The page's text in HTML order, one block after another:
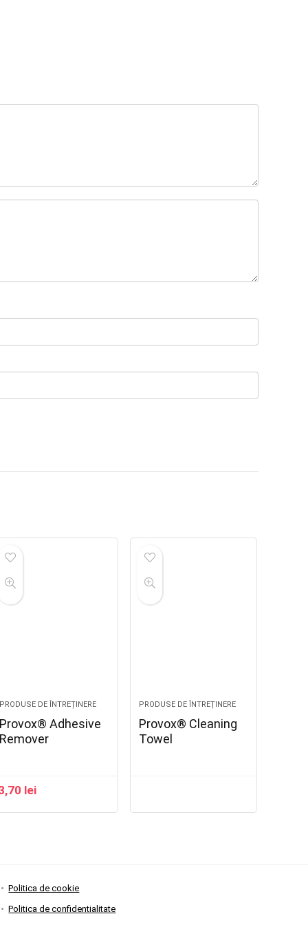
PRODUSE DE ÎNTREȚINERE
Provox® Adhesive
Remover
lei
PRODUSE DE ÎNTREȚINERE
Provox® Cleaning
Towel
Politica de cookie
Politica de confidentialitate